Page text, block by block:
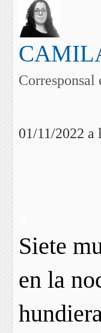
Corresponsal
01/11/2022 a
Siete
en la